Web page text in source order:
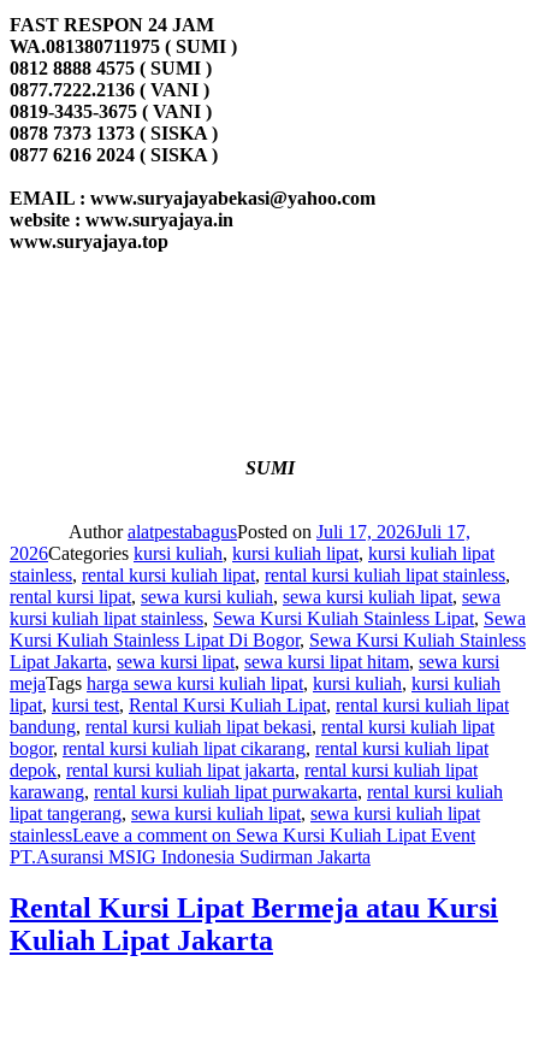
FAST RESPON 24 JAM
WA.081380711975 ( SUMI )
0812 8888 4575 ( SUMI )
0877.7222.2136 ( VANI )
0819-3435-3675 ( VANI )
0878 7373 1373 ( SISKA )
0877 6216 2024 ( SISKA )
EMAIL : www.suryajayabekasi@yahoo.com
website : www.suryajaya.in
www.suryajaya.top
SUMI
AuthoralatpestabagusPosted on Juli 17, 2026Juli 17,
2026Categories kursi kuliah, kursi kuliah lipat, kursi kuliah lipat
stainless, rental kursi kuliah lipat, rental kursi kuliah lipat stainless,
rental kursi lipat, sewa kursi kuliah, sewa kursi kuliah lipat, sewa
kursi kuliah lipat stainless, Sewa Kursi Kuliah Stainless Lipat, Sewa
Kursi Kuliah Stainless Lipat Di Bogor, Sewa Kursi Kuliah Stainless
Lipat Jakarta, sewa kursi lipat, sewa kursi lipat hitam, sewa kursi
mejaTags harga sewa kursi kuliah lipat, kursi kuliah, kursi kuliah
lipat, kursi test, Rental Kursi Kuliah Lipat, rental kursi kuliah lipat
bandung, rental kursi kuliah lipat bekasi, rental kursi kuliah lipat
bogor, rental kursi kuliah lipat cikarang, rental kursi kuliah lipat
depok, rental kursi kuliah lipat jakarta, rental kursi kuliah lipat
karawang, rental kursi kuliah lipat purwakarta, rental kursi kuliah
lipat tangerang, sewa kursi kuliah lipat, sewa kursi kuliah lipat
stainlessLeave a comment on Sewa Kursi Kuliah Lipat Event
PT.Asuransi MSIG Indonesia Sudirman Jakarta
Rental Kursi Lipat Bermeja atau Kursi
Kuliah Lipat Jakarta